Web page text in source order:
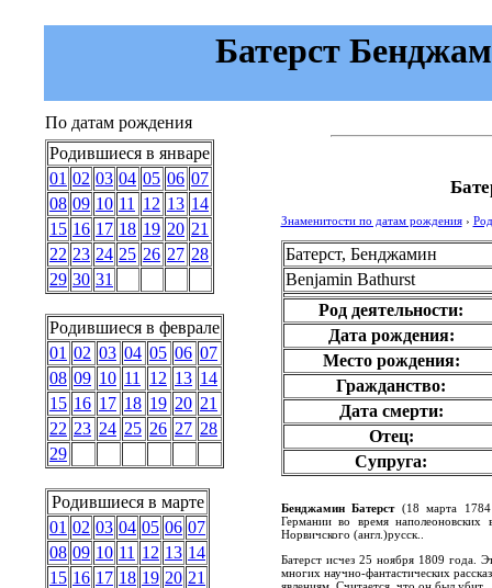
Батерст
По датам рождения
Родившиеся в январе
01 02 03 04 05 06 07
08 09 10 11 12 13 14
15 16 17 18 19 20 21
22 23 24 25 26 27 28
29 30 31
Родившиеся в феврале
01 02 03 04 05 06 07
08 09 10 11 12 13 14
15 16 17 18 19 20 21
22 23 24 25 26 27 28
29
Родившиеся в марте
01 02 03 04 05 06 07
08 09 10 11 12 13 14
15 16 17 18 19 20 21
Знаменитости по датам рождения›
Батерст, Бенджамин
Benjamin Bathurst
Род деятельности:
Дата рождения:
Место рождения:
Гражданство:
Дата смерти:
Отец:
Супруга:
Бенджамин Батерст(18 марта 1784
Германии во время наполеоновских
Норвичского (англ.)русск.
Батерст исчез 25 ноября 1809 года.
многих научно-фантастических